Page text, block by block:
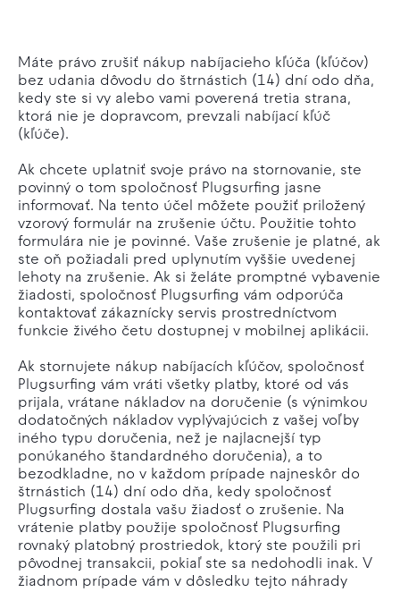
Máte právo zrušiť nákup nabíjacieho kľúča (kľúčov)
bez udania dôvodu do štrnástich (14) dní odo dňa,
kedy ste si vy alebo vami poverená tretia strana,
ktorá nie je dopravcom, prevzali nabíjací kľúč
(kľúče).
Ak chcete uplatniť svoje právo na stornovanie, ste
povinný o tom spoločnosť Plugsurfing jasne
informovať. Na tento účel môžete použiť priložený
vzorový formulár na zrušenie účtu. Použitie tohto
formulára nie je povinné. Vaše zrušenie je platné, ak
ste oň požiadali pred uplynutím vyššie uvedenej
lehoty na zrušenie. Ak si želáte promptné vybavenie
žiadosti, spoločnosť Plugsurfing vám odporúča
kontaktovať zákaznícky servis prostredníctvom
funkcie živého četu dostupnej v mobilnej aplikácii.
Ak stornujete nákup nabíjacích kľúčov, spoločnosť
Plugsurfing vám vráti všetky platby, ktoré od vás
prijala, vrátane nákladov na doručenie (s výnimkou
dodatočných nákladov vyplývajúcich z vašej voľby
iného typu doručenia, než je najlacnejší typ
ponúkaného štandardného doručenia), a to
bezodkladne, no v každom prípade najneskôr do
štrnástich (14) dní odo dňa, kedy spoločnosť
Plugsurfing dostala vašu žiadosť o zrušenie. Na
vrátenie platby použije spoločnosť Plugsurfing
rovnaký platobný prostriedok, ktorý ste použili pri
pôvodnej transakcii, pokiaľ ste sa nedohodli inak. V
žiadnom prípade vám v dôsledku tejto náhrady